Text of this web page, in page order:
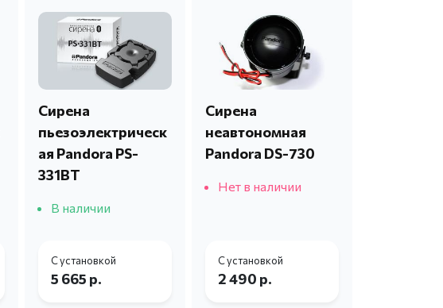
Сирена
пьезоэлектрическ
ая Pandora PS-
331BT
В наличии
С установкой
5 665 р.
Сирена
неавтономная
Pandora DS-730
Нет в наличии
С установкой
2 490 р.